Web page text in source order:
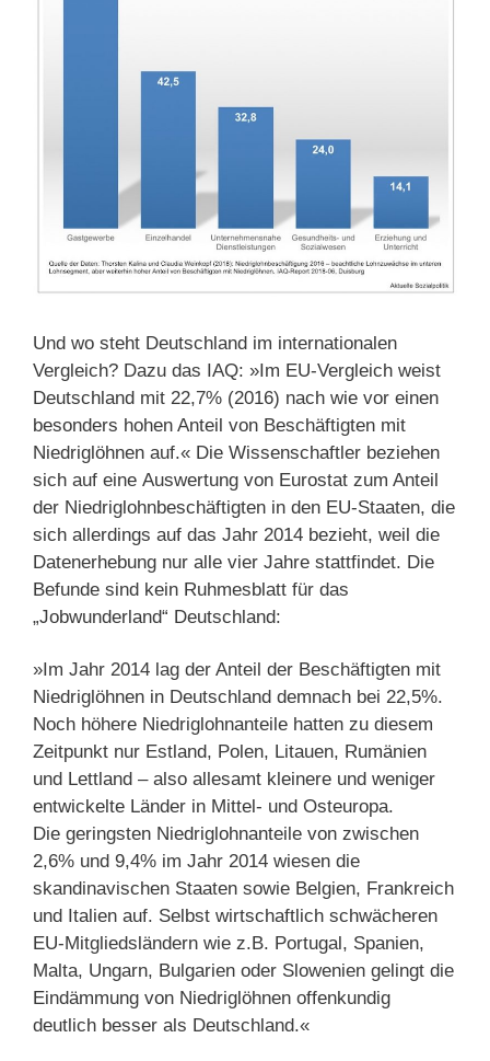
Und wo steht Deutschland im internationalen
Vergleich? Dazu das IAQ: »Im EU-Vergleich weist
Deutschland mit 22,7% (2016) nach wie vor einen
besonders hohen Anteil von Beschäftigten mit
Niedriglöhnen auf.« Die Wissenschaftler beziehen
sich auf eine Auswertung von Eurostat zum Anteil
der Niedriglohnbeschäftigten in den EU-Staaten, die
sich allerdings auf das Jahr 2014 bezieht, weil die
Datenerhebung nur alle vier Jahre stattfindet. Die
Befunde sind kein Ruhmesblatt für das
„Jobwunderland“ Deutschland:
»Im Jahr 2014 lag der Anteil der Beschäftigten mit
Niedriglöhnen in Deutschland demnach bei 22,5%.
Noch höhere Niedriglohnanteile hatten zu diesem
Zeitpunkt nur Estland, Polen, Litauen, Rumänien
und Lettland – also allesamt kleinere und weniger
entwickelte Länder in Mittel- und Osteuropa.
Die geringsten Niedriglohnanteile von zwischen
2,6% und 9,4% im Jahr 2014 wiesen die
skandinavischen Staaten sowie Belgien, Frankreich
und Italien auf. Selbst wirtschaftlich schwächeren
EU-Mitgliedsländern wie z.B. Portugal, Spanien,
Malta, Ungarn, Bulgarien oder Slowenien gelingt die
Eindämmung von Niedriglöhnen offenkundig
deutlich besser als Deutschland.«